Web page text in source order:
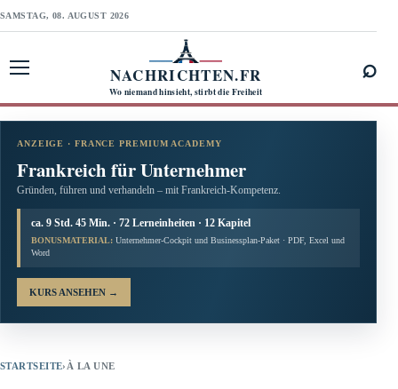
SAMSTAG, 08. AUGUST 2026
NACHRICHTEN.FR
Wo niemand hinsieht, stirbt die Freiheit
⌕
ANZEIGE · FRANCE PREMIUM ACADEMY
Frankreich für Unternehmer
Gründen, führen und verhandeln – mit Frankreich-Kompetenz.
ca. 9 Std. 45 Min. · 72 Lerneinheiten · 12 Kapitel
BONUSMATERIAL: Unternehmer-Cockpit und Businessplan-Paket · PDF, Excel und
Word
KURS ANSEHEN →
STARTSEITE› À LA UNE